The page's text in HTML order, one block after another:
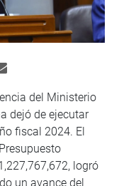
del Ministerio
dejó de ejecutar
fiscal 2024. El
logró
un avance del